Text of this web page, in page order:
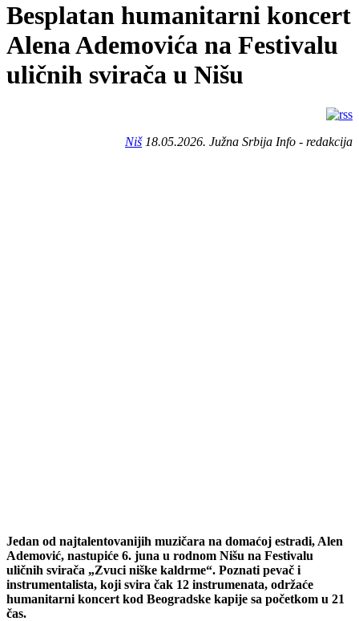
Besplatan humanitarni koncert
Alena Ademovića na Festivalu
uličnih svirača u Nišu
Niš18.05.2026. Južna Srbija Info - redakcija
Jedan od najtalentovanijih muzičara na domaćoj estradi, Alen
Ademović, nastupiće 6. juna u rodnom Nišu na Festivalu
uličnih svirača „Zvuci niške kaldrme“. Poznati pevač i
instrumentalista, koji svira čak 12 instrumenata, održaće
humanitarni koncert kod Beogradske kapije sa početkom u 21
čas.